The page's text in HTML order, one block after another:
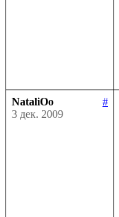
NataliOo
#
3 дек. 2009